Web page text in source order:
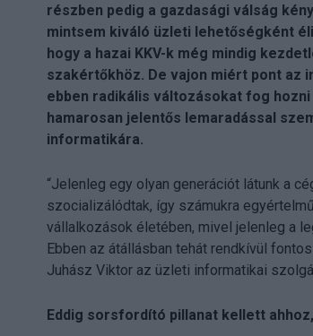
részben pedig a gazdasági válság
mintsem kiváló üzleti lehetőségként
hogy a hazai KKV-k még mindig
szakértőkhöz. De vajon miért pont
ebben radikális változásokat fog
hamarosan jelentős lemaradással
informatikára.
“Jelenleg egy olyan generációt látunk a
szocializálódtak, így számukra
vállalkozások életében, mivel jelenleg a
Ebben az átállásban tehát rendkívül
Juhász Viktor az üzleti informatikai
Eddig sorsfordító pillanat kellett